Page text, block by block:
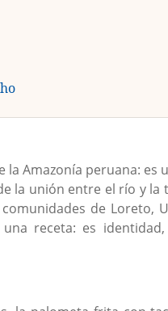
Amazonía peruana: es
la unión entre el río y la
de Loreto,
receta: es